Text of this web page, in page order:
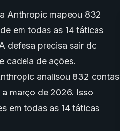
Anthropic mapeou 832
em todas as 14 táticas
defesa precisa sair do
cadeia de ações.
analisou 832 contas
março de 2026. Isso
em todas as 14 táticas